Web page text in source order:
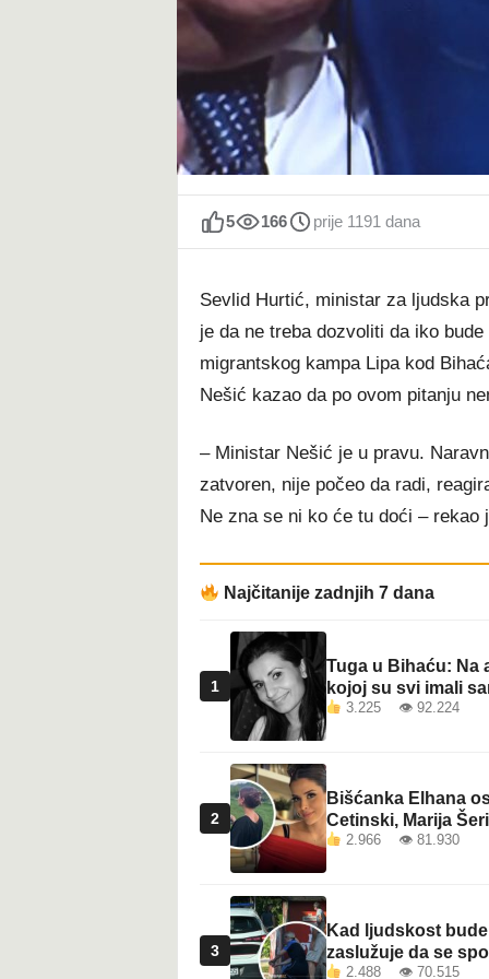
5 166 prije 1191 dana
Sevlid Hurtić, ministar za ljudska
je da ne treba dozvoliti da iko
migrantskog kampa Lipa kod
Nešić kazao da po ovom pitanju
– Ministar Nešić je u pravu.
zatvoren, nije počeo da radi,
Ne zna se ni ko će tu doći – rekao
Najčitanije zadnjih 7 dana
1
Tuga u Bihaću: Na
kojoj su svi imali
3.225 👁 92.224
2
Bišćanka Elhana
Cetinski, Marija
2.966 👁 81.930
3
Kad ljudskost
zaslužuje da se
2.488 👁 70.515